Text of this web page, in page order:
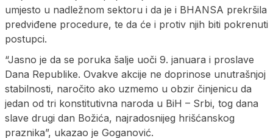
umjesto u nadležnom sektoru i da je i BHANSA prekršila
predviđene procedure, te da će i protiv njih biti pokrenuti
postupci.
“Jasno je da se poruka šalje uoči 9. januara i proslave
Dana Republike. Ovakve akcije ne doprinose unutrašnjoj
stabilnosti, naročito ako uzmemo u obzir činjenicu da
jedan od tri konstitutivna naroda u BiH – Srbi, tog dana
slave drugi dan Božića, najradosnijeg hrišćanskog
praznika”, ukazao je Goganović.